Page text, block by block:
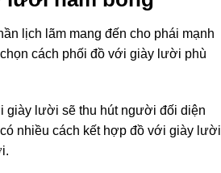
lịch lãm mang đến cho phái mạnh
cách phối đồ với giày lười phù
giày lười sẽ thu hút người đối diện
nhiều cách kết hợp đồ với giày lười